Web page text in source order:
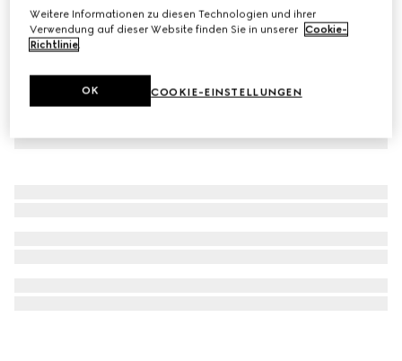
Weitere Informationen zu diesen Technologien und ihrer
Verwendung auf dieser Website finden Sie in unserer Cookie-
Richtlinie.
COOKIE-EINSTELLUNGEN
OK